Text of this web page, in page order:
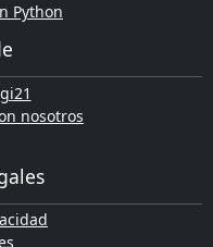
Python
nosotros